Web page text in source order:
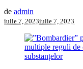
de admin
iulie 7, 2023iulie 7, 2023